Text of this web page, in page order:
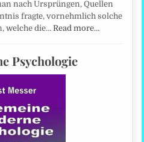
nach Ursprüngen, Quellen
fragte, vornehmlich solche
welche die…Read more…
Psychologie